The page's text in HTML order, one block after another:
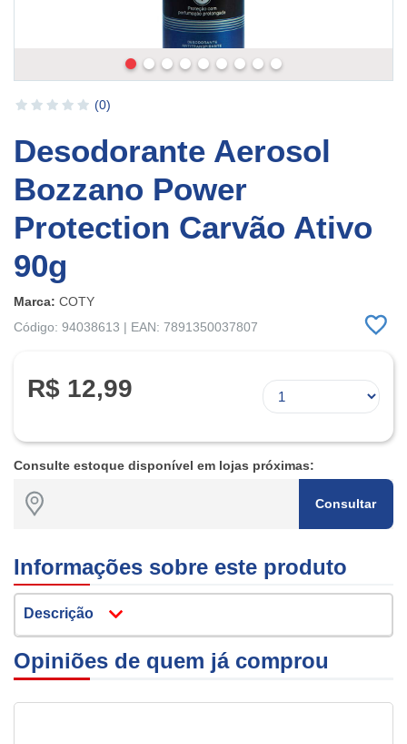
(0)
Desodorante Aerosol
Bozzano Power
Protection Carvão Ativo
90g
Marca: COTY
Código: 94038613 | EAN: 7891350037807
R$ 12,99
Consulte estoque disponível em lojas próximas:
Consultar
Informações sobre este produto
Descrição
Opiniões de quem já comprou